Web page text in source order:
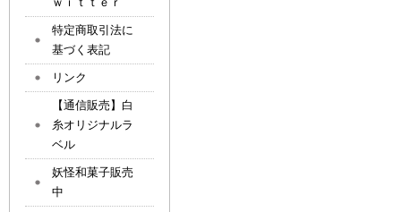
特定商取引法に
基づく表記
リンク
【通信販売】白
糸オリジナルラ
ベル
妖怪和菓子販売
中